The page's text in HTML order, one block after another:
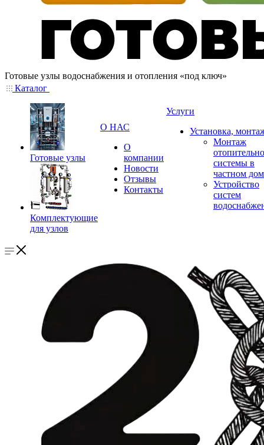
Готовые узлы водоснабжения и отопления «под ключ»
Каталог
Готовые узлы
Комплектующие
для узлов
О НАС
О
компании
Новости
Отзывы
Контакты
Услуги
Установка,
Монтаж
системы в
частном
Устройство
систем